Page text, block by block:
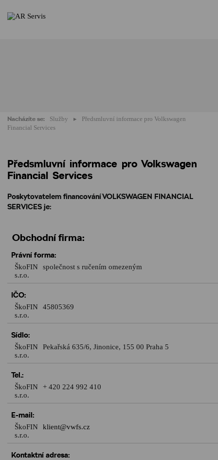
Nacházíte se: Služby
Předsmluvní informace pro Volkswagen
Financial Services
Předsmluvní informace pro Volkswagen
Financial Services
Poskytovatelem financování VOLKSWAGEN FINANCIAL
SERVICES je:
Obchodní firma:
Právní forma:
ŠkoFIN
s.r.o.
společnost s ručením omezeným
IČO:
ŠkoFIN
s.r.o.
45805369
Sídlo:
ŠkoFIN
s.r.o.
Pekařská 635/6, Jinonice, 155 00 Praha 5
Tel.:
ŠkoFIN
s.r.o.
+ 420 224 992 410
E-mail:
ŠkoFIN
s.r.o.
klient@vwfs.cz
Kontaktní adresa: